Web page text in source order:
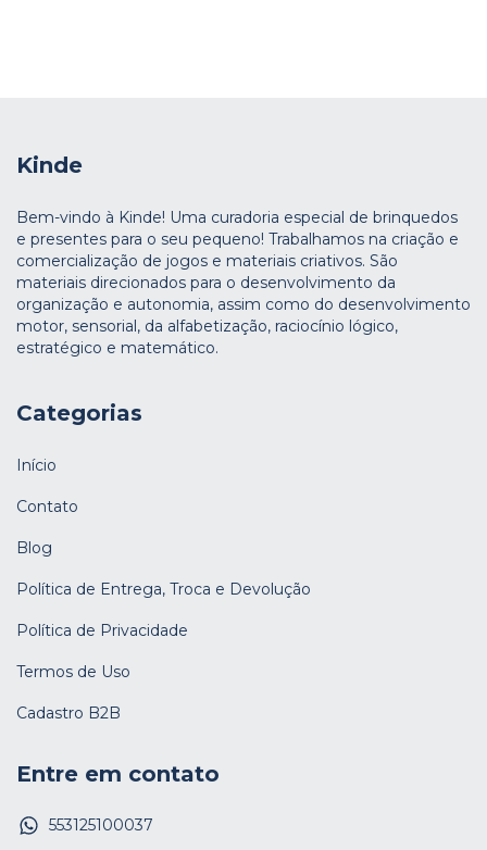
Kinde
Bem-vindo à Kinde! Uma curadoria especial de brinquedos
e presentes para o seu pequeno! Trabalhamos na criação e
comercialização de jogos e materiais criativos. São
materiais direcionados para o desenvolvimento da
organização e autonomia, assim como do desenvolvimento
motor, sensorial, da alfabetização, raciocínio lógico,
estratégico e matemático.
Categorias
Início
Contato
Blog
Política de Entrega, Troca e Devolução
Política de Privacidade
Termos de Uso
Cadastro B2B
Entre em contato
553125100037